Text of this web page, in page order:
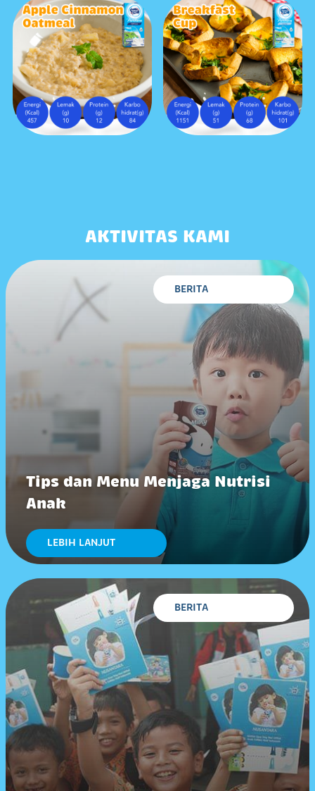
AKTIVITAS KAMI
Tips dan Menu Menjaga Nutrisi
Anak
LEBIH LANJUT
BERITA
BERITA